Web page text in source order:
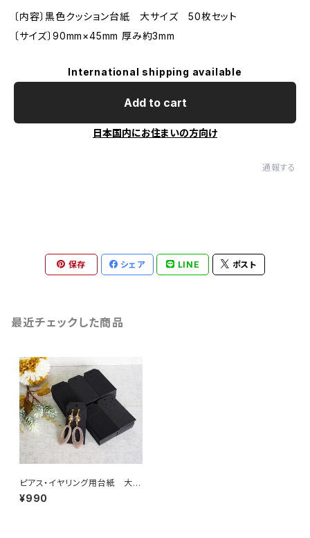
〔内容〕黒色クッション台紙 大サイズ 50枚セット
〔サイズ〕90mm×45mm 厚み約3mm
International shipping available
Add to cart
日本国内にお住まいの方向け
通報する
保存 シェア LINE ポスト
最近チェックした商品
ピアス・イヤリング用台紙 大
黒 50枚
¥990